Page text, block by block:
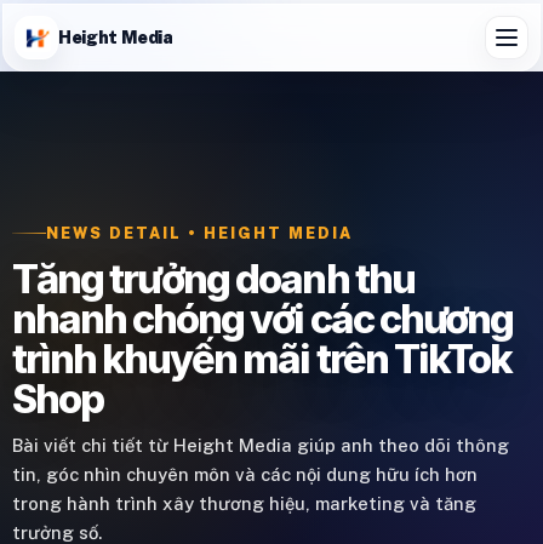
Height Media
NEWS DETAIL • HEIGHT MEDIA
Tăng trưởng doanh thu
nhanh chóng với các chương
trình khuyến mãi trên TikTok
Shop
Bài viết chi tiết từ Height Media giúp anh theo dõi thông
tin, góc nhìn chuyên môn và các nội dung hữu ích hơn
trong hành trình xây thương hiệu, marketing và tăng
trưởng số.